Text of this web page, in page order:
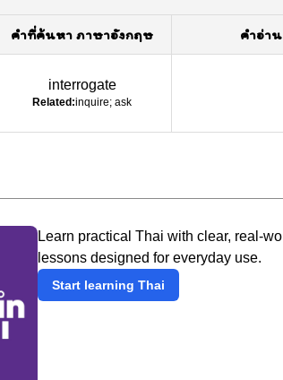
คำที่ค้นหา ภาษาอังกฤษ คำอ่าน
interrogate
Related:inquire; ask
Learn practical Thai with clear, real-
lessons designed for everyday use.
Start learning Thai